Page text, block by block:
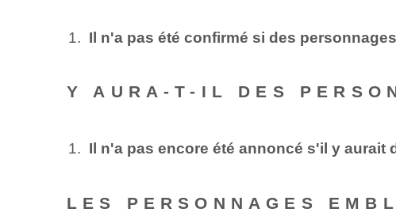
Il n'a pas été confirmé si des
Y AURA-T-IL DES
Il n'a pas encore été annoncé s'il y aurait
LES PERSONNAGES